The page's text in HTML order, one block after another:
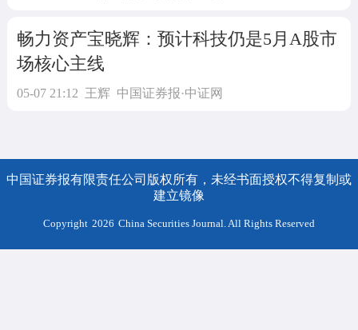
畅力资产宝晓辉：预计科技仍是5月A股市
场核心主线
05-07 21:12 王辉 中国证券报·中证网
中国证券报有限责任公司版权所有，未经书面授权不得复制或
建立镜像
Copyright 2026 China Securities Journal. All Rights Reserved